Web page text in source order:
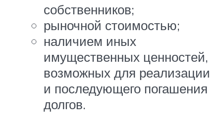
собственников;
рыночной стоимостью;
наличием иных
имущественных ценностей,
возможных для реализации
и последующего погашения
долгов.